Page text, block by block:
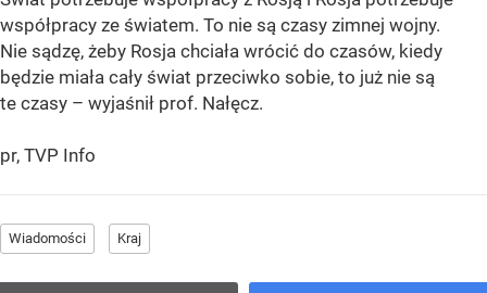
współpracy ze światem. To nie są czasy zimnej wojny.
Nie sądzę, żeby Rosja chciała wrócić do czasów, kiedy
będzie miała cały świat przeciwko sobie, to już nie są
te czasy – wyjaśnił prof. Nałęcz.
pr, TVP Info
Wiadomości Kraj